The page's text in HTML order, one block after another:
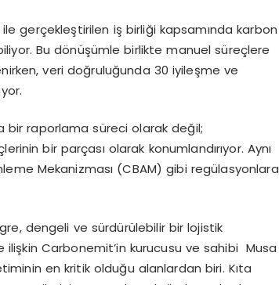
gerçekleştirilen iş birliği kapsamında karbon
Bu dönüşümle birlikte manuel süreçlere
veri doğruluğunda 30 iyileşme ve
bir raporlama süreci olarak değil;
bir parçası olarak konumlandırıyor. Aynı
Mekanizması (CBAM) gibi regülasyonlara
dengeli ve sürdürülebilir bir lojistik
Carbonemit’in kurucusu ve sahibi Musa
en kritik olduğu alanlardan biri. Kıta